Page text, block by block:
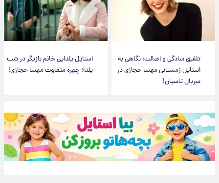
تلفیق سادگی و اصالت: نگاهی به
استایل زمستانی مهسا حجازی در
سریال تاسیان!
استایل یلدایی خانم بازیگر در شب
یلدا؛ چهره متفاوت مهسا حجازی!